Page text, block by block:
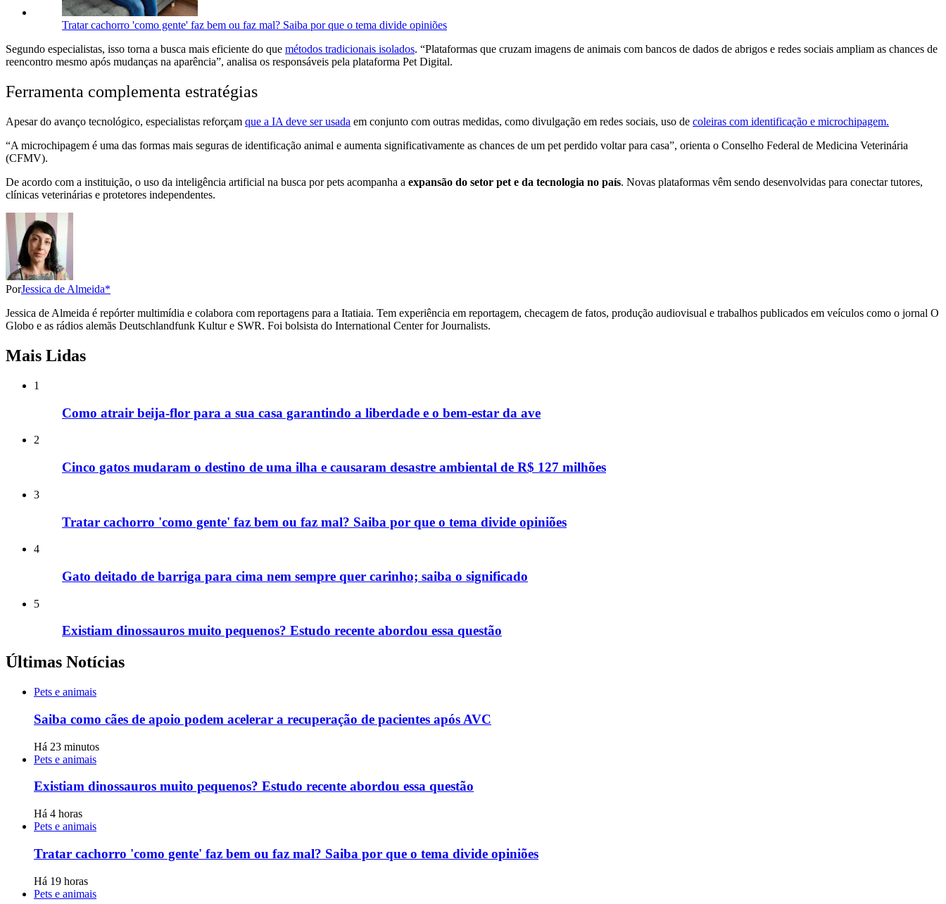
Tratar cachorro 'como gente' faz bem ou faz mal? Saiba por que o tema divide opiniões
Segundo especialistas, isso torna a busca mais eficiente do que métodos tradicionais isolados. “Plataformas que cruzam imagens de animais com bancos de dados de abrigos e redes sociais ampliam as chances de
reencontro mesmo após mudanças na aparência”, analisa os responsáveis pela plataforma Pet Digital.
Ferramenta complementa estratégias
Apesar do avanço tecnológico, especialistas reforçam que a IA deve ser usada em conjunto com outras medidas, como divulgação em redes sociais, uso de coleiras com identificação e microchipagem.
“A microchipagem é uma das formas mais seguras de identificação animal e aumenta significativamente as chances de um pet perdido voltar para casa”, orienta o Conselho Federal de Medicina Veterinária
(CFMV).
De acordo com a instituição, o uso da inteligência artificial na busca por pets acompanha a expansão do setor pet e da tecnologia no país. Novas plataformas vêm sendo desenvolvidas para conectar tutores,
clínicas veterinárias e protetores independentes.
PorJessica de Almeida*
Jessica de Almeida é repórter multimídia e colabora com reportagens para a Itatiaia. Tem experiência em reportagem, checagem de fatos, produção audiovisual e trabalhos publicados em veículos como o jornal O
Globo e as rádios alemãs Deutschlandfunk Kultur e SWR. Foi bolsista do International Center for Journalists.
Mais Lidas
1
Como atrair beija-flor para a sua casa garantindo a liberdade e o bem-estar da ave
2
Cinco gatos mudaram o destino de uma ilha e causaram desastre ambiental de R$ 127 milhões
3
Tratar cachorro 'como gente' faz bem ou faz mal? Saiba por que o tema divide opiniões
4
Gato deitado de barriga para cima nem sempre quer carinho; saiba o significado
5
Existiam dinossauros muito pequenos? Estudo recente abordou essa questão
Últimas Notícias
Pets e animais
Saiba como cães de apoio podem acelerar a recuperação de pacientes após AVC
Há 23 minutos
Pets e animais
Existiam dinossauros muito pequenos? Estudo recente abordou essa questão
Há 4 horas
Pets e animais
Tratar cachorro 'como gente' faz bem ou faz mal? Saiba por que o tema divide opiniões
Há 19 horas
Pets e animais